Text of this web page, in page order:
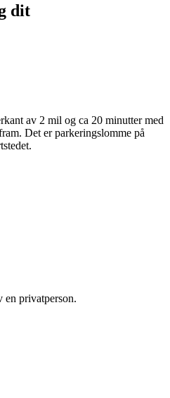
dit
av 2 mil og ca 20 minutter med
Det er parkeringslomme på
en privatperson.